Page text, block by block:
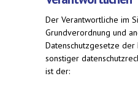
Der Verantwortliche im
Grundverordnung und
Datenschutzgesetze
sonstiger
ist der: